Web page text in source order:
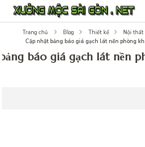
Trang chủ Blog Thiết kế
Nội
Cập nhật bảng báo giá gạch lát nền phòng
báo giá gạch lát nền